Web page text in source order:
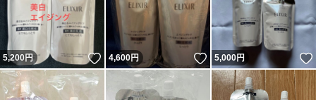
5,200円 いいね！
4,600円 いいね！
5,000円